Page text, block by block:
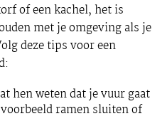
of een kachel, het is
met je omgeving als je
deze tips voor een
hen weten dat je vuur gaat
ramen sluiten of